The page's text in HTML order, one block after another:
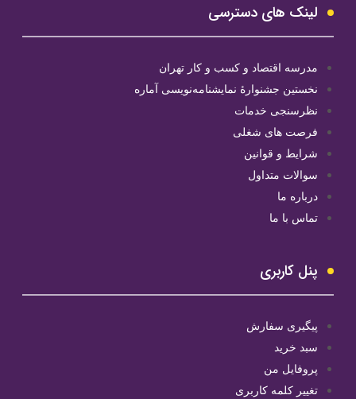
لینک های دسترسی
مدرسه اقتصاد و کسب و کار تهران
نخستین جشنوارۀ نمایشنامه‌نویسی آماره
نظرسنجی خدمات
فرصت های شغلی
شرایط و قوانین
سوالات متداول
درباره ما
تماس با ما
پنل کاربری
پیگیری سفارش
سبد خرید
پروفایل من
تغییر کلمه کاربری